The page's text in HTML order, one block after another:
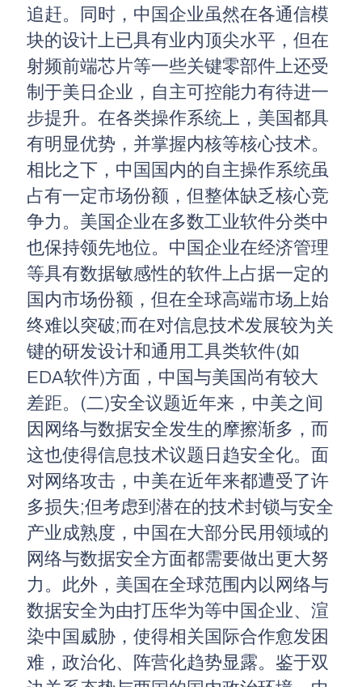
追赶。同时，中国企业虽然在各通信模
块的设计上已具有业内顶尖水平，但在
射频前端芯片等一些关键零部件上还受
制于美日企业，自主可控能力有待进一
步提升。在各类操作系统上，美国都具
有明显优势，并掌握内核等核心技术。
相比之下，中国国内的自主操作系统虽
占有一定市场份额，但整体缺乏核心竞
争力。美国企业在多数工业软件分类中
也保持领先地位。中国企业在经济管理
等具有数据敏感性的软件上占据一定的
国内市场份额，但在全球高端市场上始
终难以突破;而在对信息技术发展较为关
键的研发设计和通用工具类软件(如
EDA软件)方面，中国与美国尚有较大
差距。(二)安全议题近年来，中美之间
因网络与数据安全发生的摩擦渐多，而
这也使得信息技术议题日趋安全化。面
对网络攻击，中美在近年来都遭受了许
多损失;但考虑到潜在的技术封锁与安全
产业成熟度，中国在大部分民用领域的
网络与数据安全方面都需要做出更大努
力。此外，美国在全球范围内以网络与
数据安全为由打压华为等中国企业、渲
染中国威胁，使得相关国际合作愈发困
难，政治化、阵营化趋势显露。鉴于双